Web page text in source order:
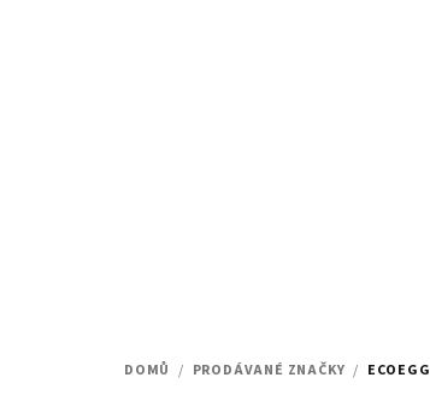
DOMŮ / PRODÁVANÉ ZNAČKY / ECOEGG